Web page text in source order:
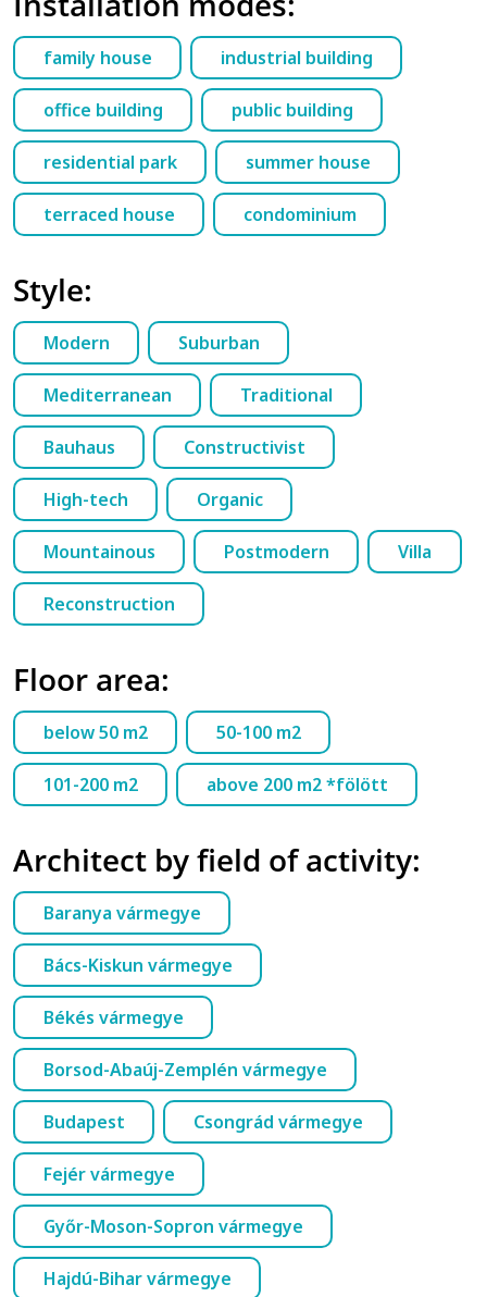
family house industrial building
office building public building
residential park summer house
terraced house condominium
Style:
Modern Suburban
Mediterranean Traditional
Bauhaus Constructivist
High-tech Organic
Mountainous Postmodern Villa
Reconstruction
Floor area:
below 50 m2 50-100 m2
101-200 m2 above 200 m2 *fölött
Architect by field of activity:
Baranya vármegye
Bács-Kiskun vármegye
Békés vármegye
Borsod-Abaúj-Zemplén vármegye
Budapest Csongrád vármegye
Fejér vármegye
Győr-Moson-Sopron vármegye
Hajdú-Bihar vármegye